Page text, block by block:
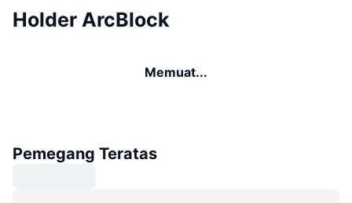
Holder ArcBlock
Memuat...
Pemegang Teratas